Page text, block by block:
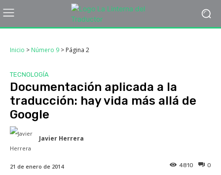
Inicio > Número 9 > Página 2
TECNOLOGÍA
Documentación aplicada a la
traducción: hay vida más allá de
Google
Javier Herrera
21 de enero de 2014 0
4810